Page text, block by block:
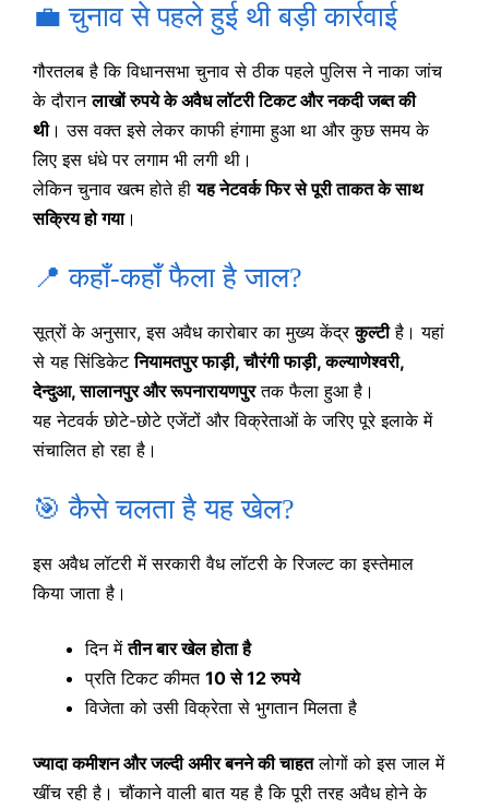
💼 चुनाव से पहले हुई थी बड़ी कार्रवाई
गौरतलब है कि विधानसभा चुनाव से ठीक पहले पुलिस ने नाका जांच
के दौरानलाखों रुपये के अवैध लॉटरी टिकट और नकदी जब्त की
थी। उस वक्त इसे लेकर काफी हंगामा हुआ था और कुछ समय के
लिए इस धंधे पर लगाम भी लगी थी।
लेकिन चुनाव खत्म होते हीयह नेटवर्क फिर से पूरी ताकत के साथ
सक्रिय हो गया।
📍 कहाँ-कहाँ फैला है जाल?
सूत्रों के अनुसार, इस अवैध कारोबार का मुख्य केंद्रकुल्टीहै। यहां
से यह सिंडिकेटनियामतपुर फाड़ी, चौरंगी फाड़ी, कल्याणेश्वरी,
देन्दुआ, सालानपुर और रूपनारायणपुरतक फैला हुआ है।
यह नेटवर्क छोटे-छोटे एजेंटों और विक्रेताओं के जरिए पूरे इलाके में
संचालित हो रहा है।
🎯 कैसे चलता है यह खेल?
इस अवैध लॉटरी में सरकारी वैध लॉटरी के रिजल्ट का इस्तेमाल
किया जाता है।
दिन मेंतीन बार खेल होता है
प्रति टिकट कीमत 10 से 12 रुपये
विजेता को उसी विक्रेता से भुगतान मिलता है
ज्यादा कमीशन और जल्दी अमीर बनने की चाहतलोगों को इस जाल में
खींच रही है। चौंकाने वाली बात यह है कि पूरी तरह अवैध होने के